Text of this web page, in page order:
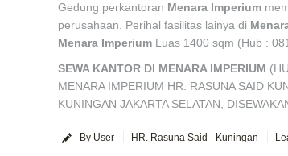
Gedung perkantoran Menara Imperium
perusahaan. Perihal fasilitas lainya di
Menara Imperium Luas 1400 sqm (Hub :
SEWA KANTOR DI MENARA IMPERIUM
MENARA IMPERIUM HR. RASUNA SAID
KUNINGAN JAKARTA SELATAN,
By User HR. Rasuna Said - Kuningan